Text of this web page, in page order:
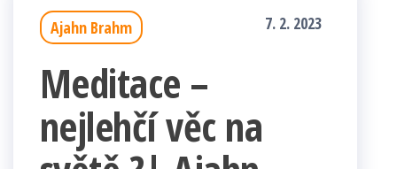
Ajahn Brahm 7. 2. 2023
Meditace –
nejlehčí věc na